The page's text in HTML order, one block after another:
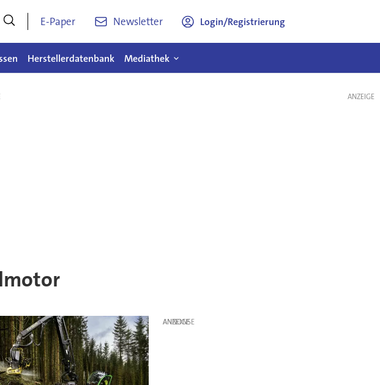
E-Paper Newsletter Login/Registrierung
Herstellerdatenbank Mediathek
ANZEIGE
ANZEIGE